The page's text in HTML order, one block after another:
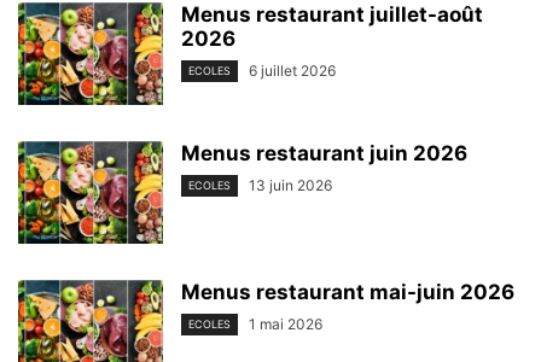
Menus restaurant juillet-août
2026
ECOLES 6 juillet 2026
Menus restaurant juin 2026
ECOLES 13 juin 2026
Menus restaurant mai-juin 2026
ECOLES 1 mai 2026